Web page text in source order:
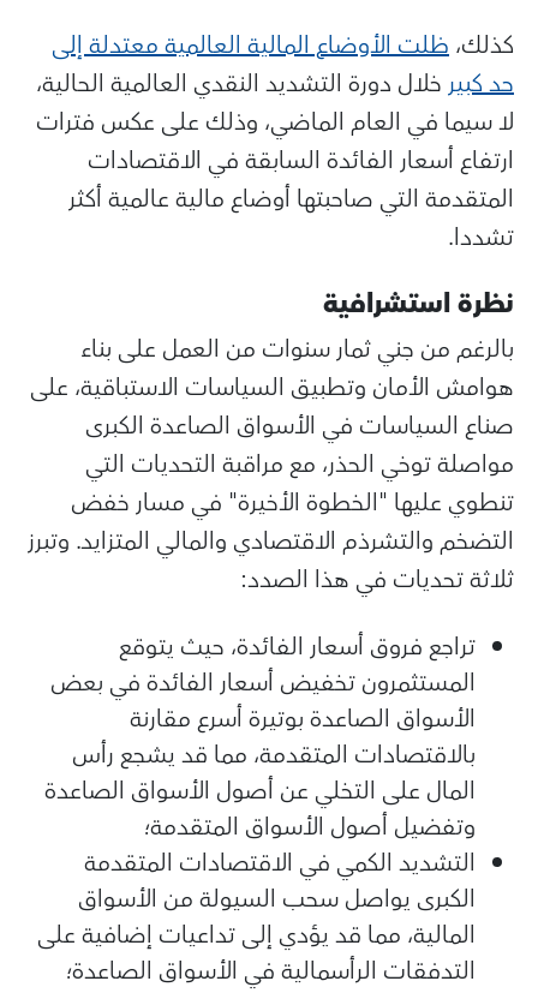
كذلك،ظلت الأوضاع المالية العالمية معتدلة إلى
حد كبيرخلال دورة التشديد النقدي العالمية الحالية،
لا سيما في العام الماضي، وذلك على عكس فترات
ارتفاع أسعار الفائدة السابقة في الاقتصادات
المتقدمة التي صاحبتها أوضاع مالية عالمية أكثر
تشددا.
نظرة استشرافية
بالرغم من جني ثمار سنوات من العمل على بناء
هوامش الأمان وتطبيق السياسات الاستباقية، على
صناع السياسات في الأسواق الصاعدة الكبرى
مواصلة توخي الحذر، مع مراقبة التحديات التي
تنطوي عليها "الخطوة الأخيرة" في مسار خفض
التضخم والتشرذم الاقتصادي والمالي المتزايد. وتبرز
ثلاثة تحديات في هذا الصدد:
تراجع فروق أسعار الفائدة، حيث يتوقع
المستثمرون تخفيض أسعار الفائدة في بعض
الأسواق الصاعدة بوتيرة أسرع مقارنة
بالاقتصادات المتقدمة، مما قد يشجع رأس
المال على التخلي عن أصول الأسواق الصاعدة
وتفضيل أصول الأسواق المتقدمة؛
التشديد الكمي في الاقتصادات المتقدمة
الكبرى يواصل سحب السيولة من الأسواق
المالية، مما قد يؤدي إلى تداعيات إضافية على
التدفقات الرأسمالية في الأسواق الصاعدة؛